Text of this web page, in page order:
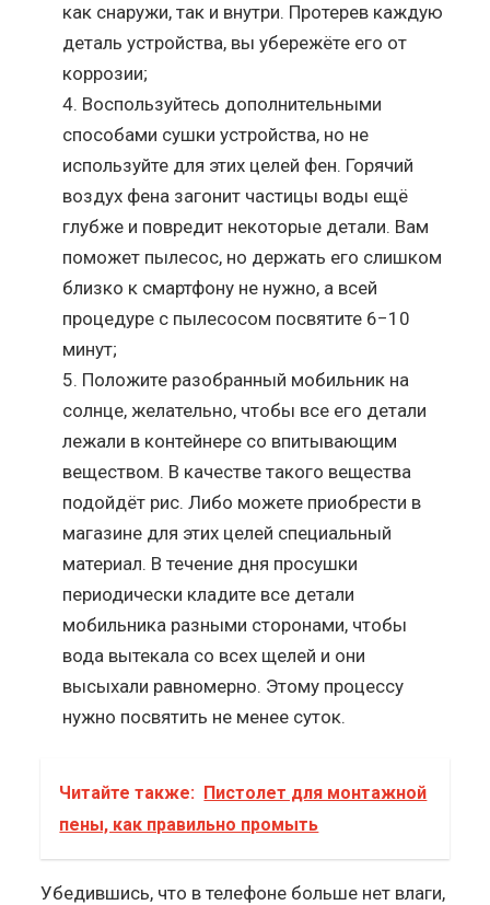
как снаружи, так и внутри. Протерев каждую
деталь устройства, вы убережёте его от
коррозии;
Воспользуйтесь дополнительными
способами сушки устройства, но не
используйте для этих целей фен. Горячий
воздух фена загонит частицы воды ещё
глубже и повредит некоторые детали. Вам
поможет пылесос, но держать его слишком
близко к смартфону не нужно, а всей
процедуре с пылесосом посвятите 6−10
минут;
Положите разобранный мобильник на
солнце, желательно, чтобы все его детали
лежали в контейнере со впитывающим
веществом. В качестве такого вещества
подойдёт рис. Либо можете приобрести в
магазине для этих целей специальный
материал. В течение дня просушки
периодически кладите все детали
мобильника разными сторонами, чтобы
вода вытекала со всех щелей и они
высыхали равномерно. Этому процессу
нужно посвятить не менее суток.
Читайте также: Пистолет для монтажной
пены, как правильно промыть
Убедившись, что в телефоне больше нет влаги,